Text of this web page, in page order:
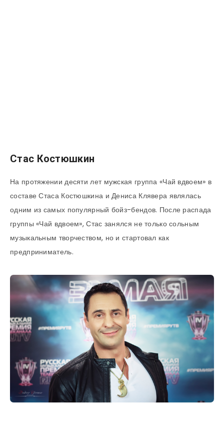
Стас Костюшкин
На протяжении десяти лет мужская группа «Чай вдвоем» в
составе Стаса Костюшкина и Дениса Клявера являлась
одним из самых популярный бойз-бендов. После распада
группы «Чай вдвоем», Стас занялся не только сольным
музыкальным творчеством, но и стартовал как
предприниматель.